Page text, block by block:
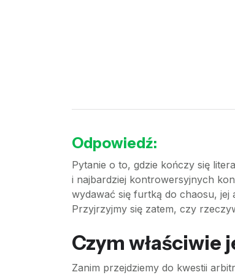
Odpowiedź:
Pytanie o to, gdzie kończy się
i najbardziej kontrowersyjnych
wydawać się furtką do chaosu, jej
Przyjrzyjmy się zatem, czy
Czym właściwie
Zanim przejdziemy do kwestii